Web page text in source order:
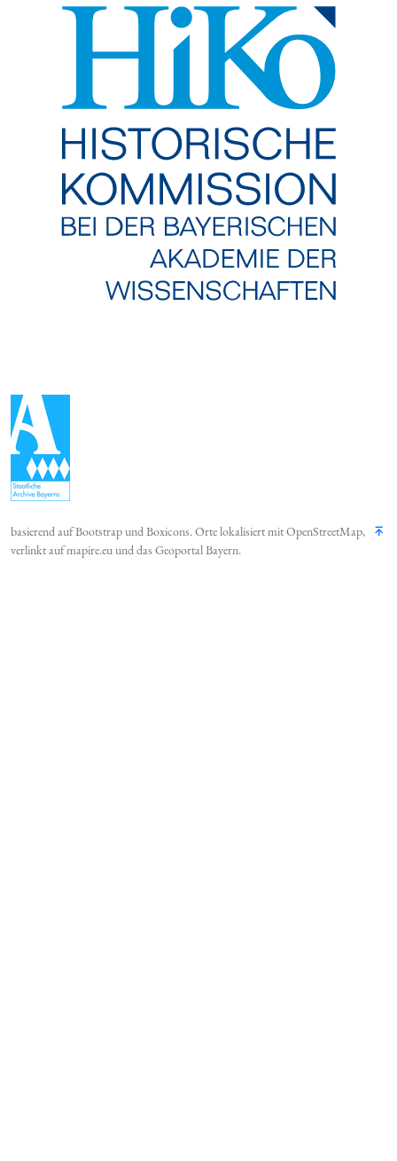
basierend aufBootstrapund Boxicons. Orte lokalisiert mitOpenStreetMap,
verlinkt aufmapire.euund das Geoportal Bayern.